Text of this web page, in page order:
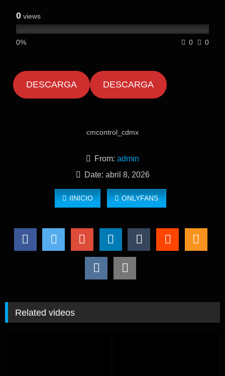
0 views
0% 0 0
DESCARGA DESCARGA
cmcontrol_cdmx
From: admin
Date: abril 8, 2026
IINICIO ONLYFANS
Related videos